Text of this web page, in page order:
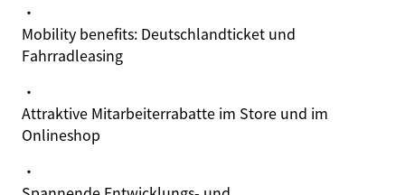
·
Mobility benefits: Deutschlandticket und
Fahrradleasing
·
Attraktive Mitarbeiterrabatte im Store und im
Onlineshop
·